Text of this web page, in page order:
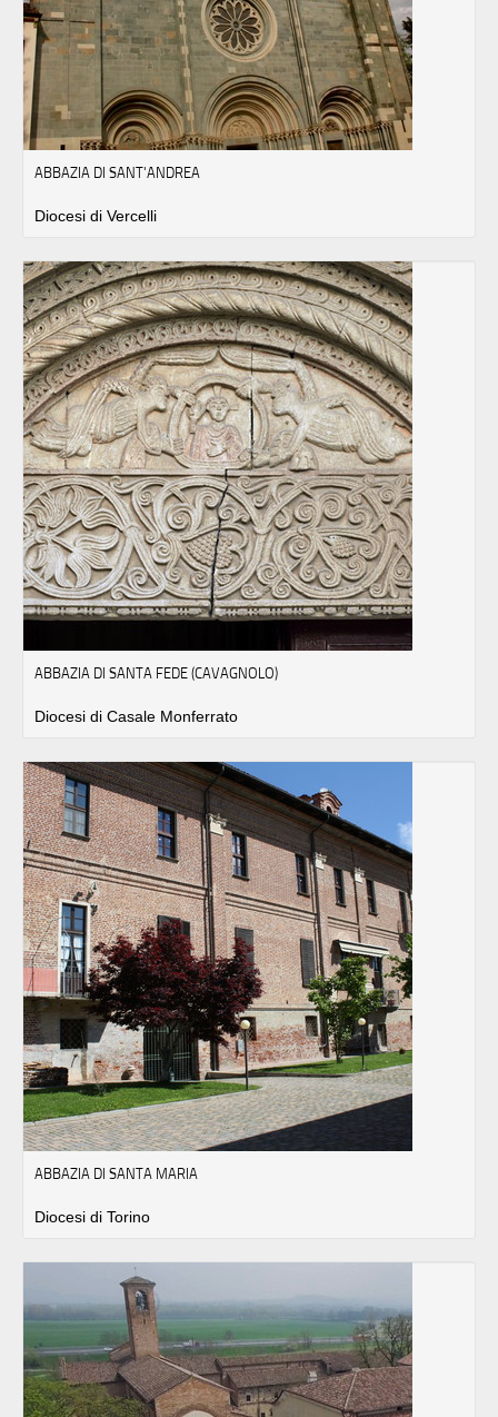
ABBAZIA DI SANT'ANDREA
Diocesi di Vercelli
ABBAZIA DI SANTA FEDE (CAVAGNOLO)
Diocesi di Casale Monferrato
ABBAZIA DI SANTA MARIA
Diocesi di Torino